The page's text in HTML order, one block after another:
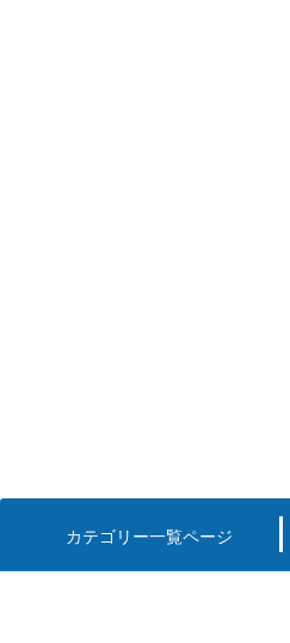
カテゴリー一覧ページ